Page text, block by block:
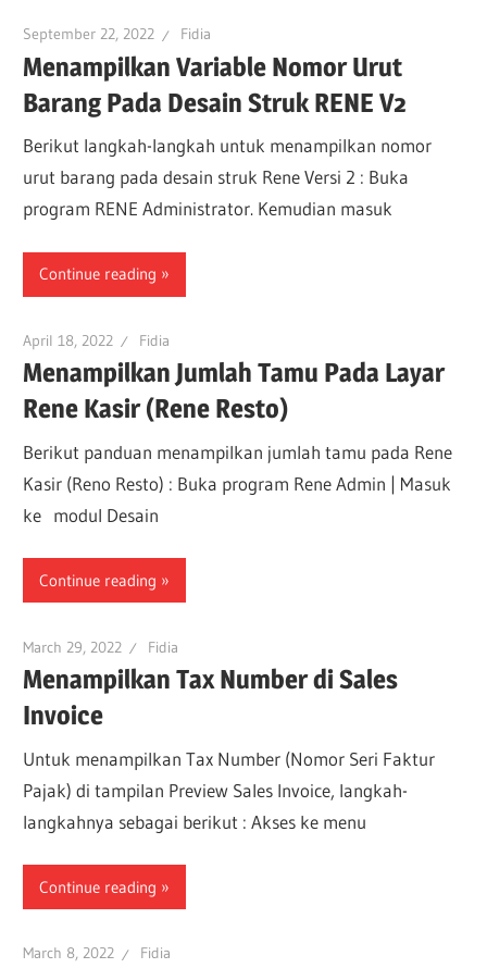
September 22, 2022 Fidia
Menampilkan Variable Nomor Urut
Barang Pada Desain Struk RENE V2
Berikut langkah-langkah untuk menampilkan nomor
urut barang pada desain struk Rene Versi 2 : Buka
program RENE Administrator. Kemudian masuk
Continue reading
April 18, 2022 Fidia
Menampilkan Jumlah Tamu Pada Layar
Rene Kasir (Rene Resto)
Berikut panduan menampilkan jumlah tamu pada Rene
Kasir (Reno Resto) : Buka program Rene Admin | Masuk
ke modul Desain
Continue reading
March 29, 2022 Fidia
Menampilkan Tax Number di Sales
Invoice
Untuk menampilkan Tax Number (Nomor Seri Faktur
Pajak) di tampilan Preview Sales Invoice, langkah-
langkahnya sebagai berikut : Akses ke menu
Continue reading
March 8, 2022 Fidia